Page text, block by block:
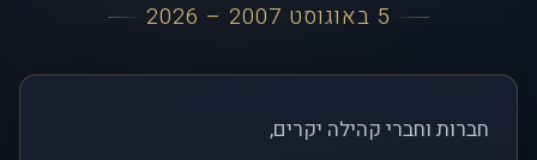
5 באוגוסט 2007 – 2026
חברות וחברי קהילה יקרים,